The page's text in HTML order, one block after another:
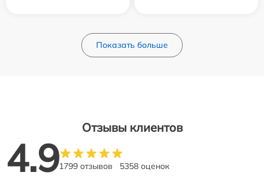
Показать больше
Отзывы клиентов
4.91799 отзывов 5358 оценок